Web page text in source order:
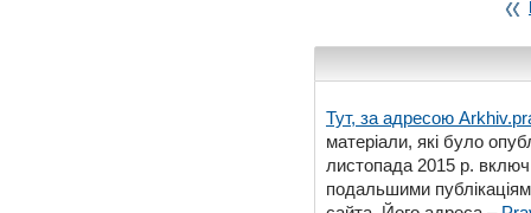
Тут, за адресою
матеріали, які було
листопада 2015 р.
подальшими